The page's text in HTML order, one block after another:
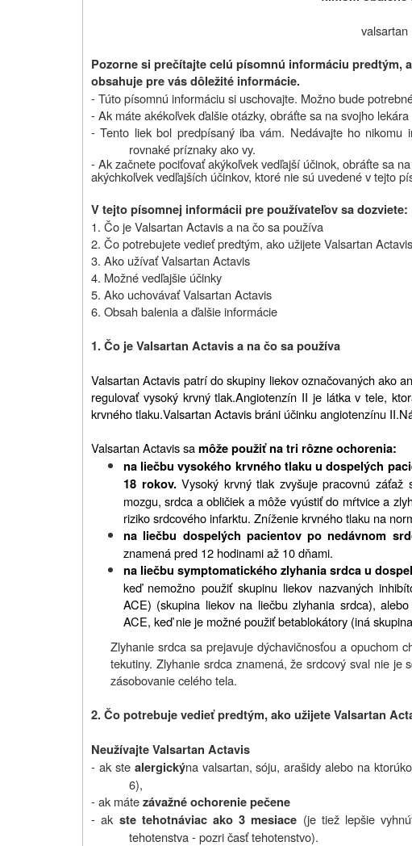
valsartan
Pozorne si prečítajte celú písomnú informáciu predtým,
obsahuje pre vás dôležité informácie.
- Túto písomnú informáciu si uschovajte. Možno bude
- Ak máte akékoľvek ďalšie otázky, obráťte sa na svojho
- Tento liek bol predpísaný iba vám. Nedávajte ho
rovnaké príznaky ako vy.
- Ak začnete pociťovať akýkoľvek vedľajší účinok, obráťte sa
akýchkoľvek vedľajších účinkov, ktoré nie sú uvedené v tejto
V tejto písomnej informácii pre používateľov sa dozviete:
1. Čo je Valsartan Actavis a na čo sa používa
2. Čo potrebujete vedieť predtým, ako užijete Valsartan Actavis
3. Ako užívať Valsartan Actavis
4. Možné vedľajšie účinky
5. Ako uchovávať Valsartan Actavis
6. Obsah balenia a ďalšie informácie
1. Čo je Valsartan Actavis a na čo sa používa
Valsartan Actavis patrí do skupiny liekov označovaných ako
regulovať vysoký krvný tlak.Angiotenzín II je látka v tele,
krvného tlaku.Valsartan Actavis bráni účinku angiotenzínu II.
Valsartan Actavis samôže použiť na tri rôzne ochorenia:
na liečbu vysokého krvného tlaku u dospelých
18 rokov. Vysoký krvný tlak zvyšuje pracovnú
mozgu, srdca a obličiek a môže vyústiť do mŕtvice a
riziko srdcového infarktu. Zníženie krvného tlaku na
na liečbu dospelých pacientov po nedávnom
znamená pred 12 hodinami až 10dňami.
na liečbu symptomatického zlyhania srdca u
keď nemožno použiť skupinu liekov nazvaných
ACE) (skupina liekov na liečbu zlyhania srdca),
ACE, keď nie je možné použiť betablokátory (iná
Zlyhanie srdca sa prejavuje dýchavičnosťou a opuchom
tekutiny. Zlyhanie srdca znamená, že srdcový sval nie
zásobovanie celého tela.
2. Čo potrebuje vedieť predtým, ako užijete Valsartan
Neužívajte Valsartan Actavis
- ak ste alergickýna valsartan, sóju, arašidy alebo na
6),
- ak mátezávažné ochorenie pečene
- ak ste tehotnáviac ako 3 mesiace (je tiež lepšie
tehotenstva - pozri časť tehotenstvo).